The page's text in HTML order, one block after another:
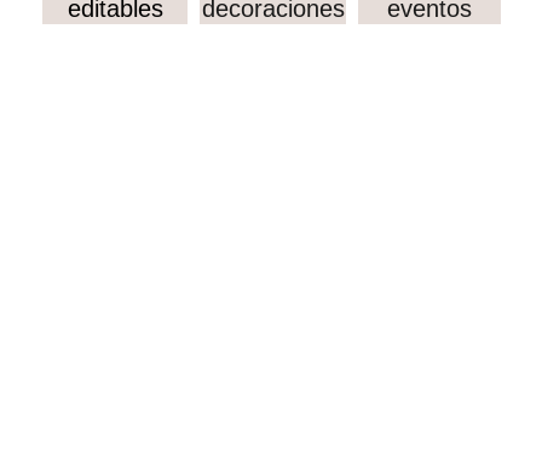
editables
decoraciones
eventos